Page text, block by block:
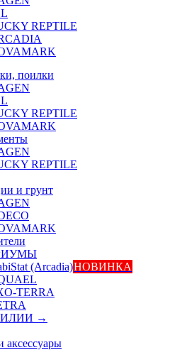
REPTILE
поилки
REPTILE
REPTILE
и грунт
(Arcadia)НОВИНКА
TERRA
→